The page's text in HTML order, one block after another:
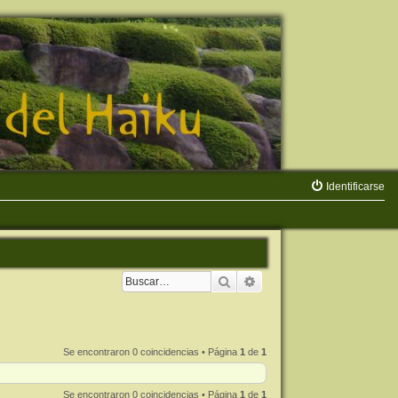
Identificarse
Buscar
Se encontraron 0 coincidencias • Página1 de1
Se encontraron 0 coincidencias • Página1 de1